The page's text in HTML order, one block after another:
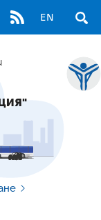
RSS EN